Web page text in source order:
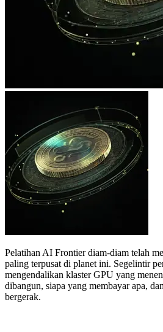
Pelatihan AI Frontier diam-diam telah
paling terpusat di planet ini. Segelintir
mengendalikan klaster GPU yang
dibangun, siapa yang membayar apa,
bergerak.